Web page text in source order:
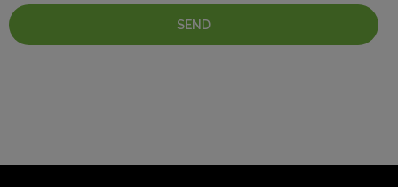
SEND